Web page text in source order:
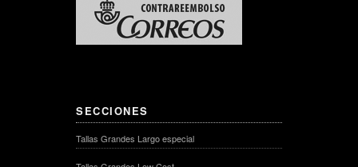
SECCIONES
Tallas Grandes Largo especial